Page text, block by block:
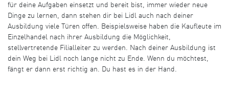
für deine Aufgaben einsetzt und bereit bist, immer wieder neue
Dinge zu lernen, dann stehen dir bei Lidl auch nach deiner
Ausbildung viele Türen offen. Beispielsweise haben die Kaufleute im
Einzelhandel nach ihrer Ausbildung die Möglichkeit,
stellvertretende Filialleiter zu werden. Nach deiner Ausbildung ist
dein Weg bei Lidl noch lange nicht zu Ende. Wenn du möchtest,
fängt er dann erst richtig an. Du hast es in der Hand.